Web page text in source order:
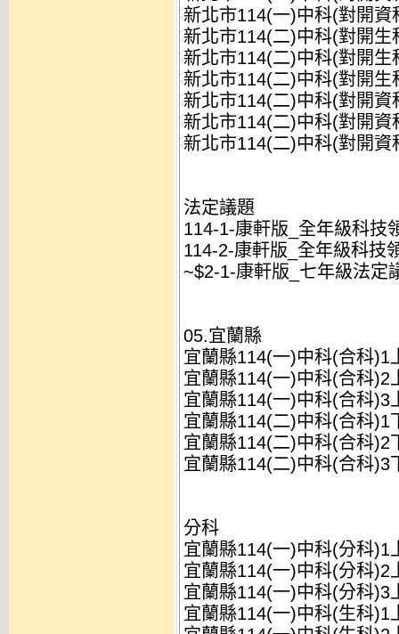
新北市114(一)中科(對開
新北市114(二)中科(對開
新北市114(二)中科(對開
新北市114(二)中科(對開
新北市114(二)中科(對開
新北市114(二)中科(對開
新北市114(二)中科(對開
法定議題
114-1-康軒版_全年級科技
114-2-康軒版_全年級科技
~$2-1-康軒版_七年級法定
05.宜蘭縣
宜蘭縣114(一)中科(合科)1
宜蘭縣114(一)中科(合科)2
宜蘭縣114(一)中科(合科)3
宜蘭縣114(二)中科(合科)1
宜蘭縣114(二)中科(合科)2
宜蘭縣114(二)中科(合科)3
分科
宜蘭縣114(一)中科(分科)1
宜蘭縣114(一)中科(分科)2
宜蘭縣114(一)中科(分科)3
宜蘭縣114(一)中科(生科)1